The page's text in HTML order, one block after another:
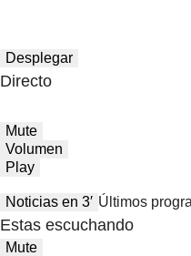
Desplegar
Directo
Mute
Volumen
Play
Noticias en 3′ Últimos
Estas escuchando
Mute